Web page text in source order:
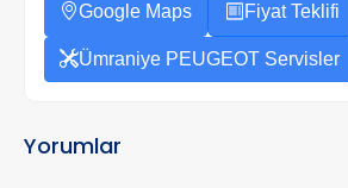
Google Maps Fiyat Teklifi
Ümraniye PEUGEOT Servisler
Yorumlar